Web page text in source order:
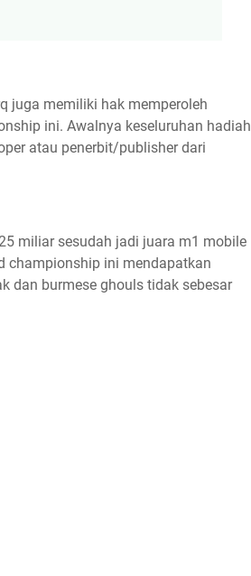
juga memiliki hak memperoleh
ini. Awalnya keseluruhan hadiah
atau penerbit/publisher dari
miliar sesudah jadi juara m1 mobile
championship ini mendapatkan
dan burmese ghouls tidak sebesar